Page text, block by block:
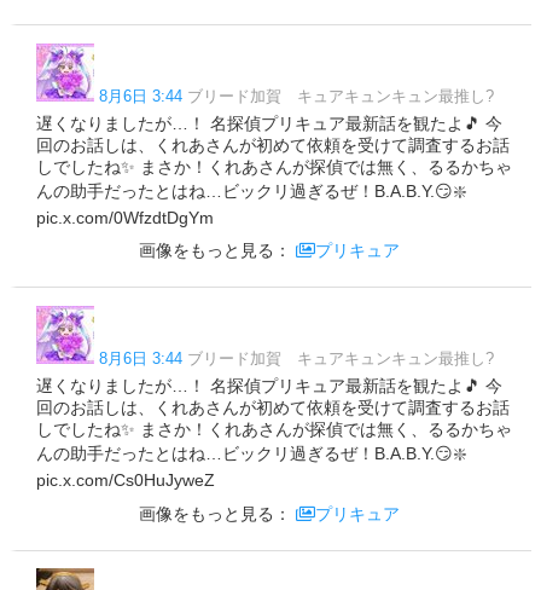
8月6日 3:44 ブリード加賀 キュアキュンキュン最推し?
遅くなりましたが…！ 名探偵プリキュア最新話を観たよ🎵 今
回のお話しは、くれあさんが初めて依頼を受けて調査するお話
しでしたね✨ まさか！くれあさんが探偵では無く、るるかちゃ
んの助手だったとはね…ビックリ過ぎるぜ！B.A.B.Y.😏❇️
pic.x.com/0WfzdtDgYm
画像をもっと見る：
プリキュア
8月6日 3:44 ブリード加賀 キュアキュンキュン最推し?
遅くなりましたが…！ 名探偵プリキュア最新話を観たよ🎵 今
回のお話しは、くれあさんが初めて依頼を受けて調査するお話
しでしたね✨ まさか！くれあさんが探偵では無く、るるかちゃ
んの助手だったとはね…ビックリ過ぎるぜ！B.A.B.Y.😏❇️
pic.x.com/Cs0HuJyweZ
画像をもっと見る：
プリキュア